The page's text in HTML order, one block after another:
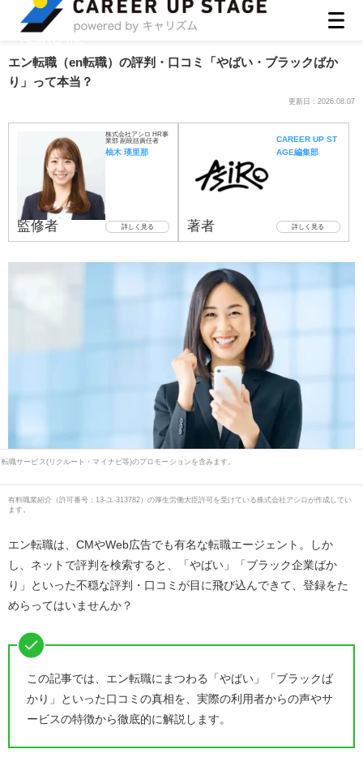
エン転職（en転職）の評判・口コミ「やばい・ブラックばか
り」って本当？
更新日：2026.08.07
監修者
株式会社アシロ HR事
業部 副統括責任者
柚木 瑛里那
詳しく見る 著者
CAREER UP ST
AGE編集部
詳しく見る
転職サービス(リクルート・マイナビ等)のプロモーションを含みます。
有料職業紹介（許可番号：13-ユ-313782）の厚生労働大臣許可を受けている株式会社アシロが作成してい
ます。
エン転職は、CMやWeb広告でも有名な転職エージェント。しか
し、ネットで評判を検索すると、「やばい」「ブラック企業ばか
り」といった不穏な評判・口コミが目に飛び込んできて、登録をた
めらってはいませんか？
この記事では、エン転職にまつわる「やばい」「ブラックば
かり」といった口コミの真相を、実際の利用者からの声やサ
ービスの特徴から徹底的に解説します。